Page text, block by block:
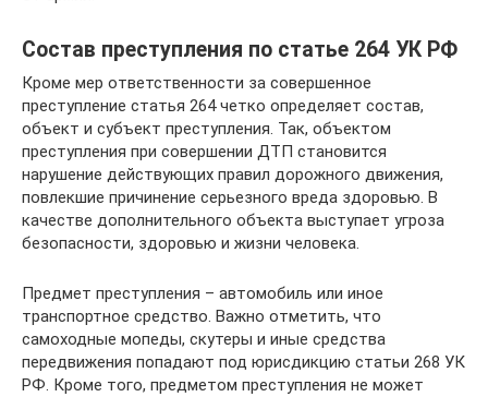
Состав преступления по статье 264 УК РФ
Кроме мер ответственности за совершенное
преступление статья 264 четко определяет состав,
объект и субъект преступления. Так, объектом
преступления при совершении ДТП становится
нарушение действующих правил дорожного движения,
повлекшие причинение серьезного вреда здоровью. В
качестве дополнительного объекта выступает угроза
безопасности, здоровью и жизни человека.
Предмет преступления – автомобиль или иное
транспортное средство. Важно отметить, что
самоходные мопеды, скутеры и иные средства
передвижения попадают под юрисдикцию статьи 268 УК
РФ. Кроме того, предметом преступления не может